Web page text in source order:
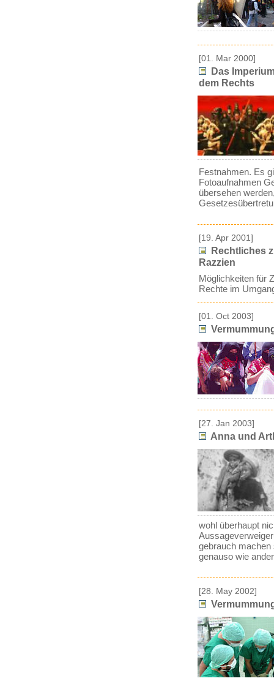
[01. Mar 2000]
Das
dem Rechts
Festnahmen. Es
Fotoaufnahmen
übersehen
[19. Apr 2001]
Rechtliches
Razzien
Möglichkeiten für
Rechte im
[01. Oct 2003]
[27. Jan 2003]
Anna und
wohl überhaupt
gebrauch
genauso wie
[28. May 2002]